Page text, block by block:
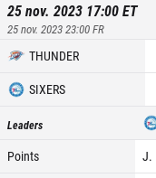
25 nov. 2023 17:00ET
25 nov. 2023 23:00FR
THUNDER
SIXERS
Leaders
Points J.